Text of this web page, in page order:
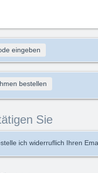
eingeben
bestellen
Sie
ich widerruflich Ihren